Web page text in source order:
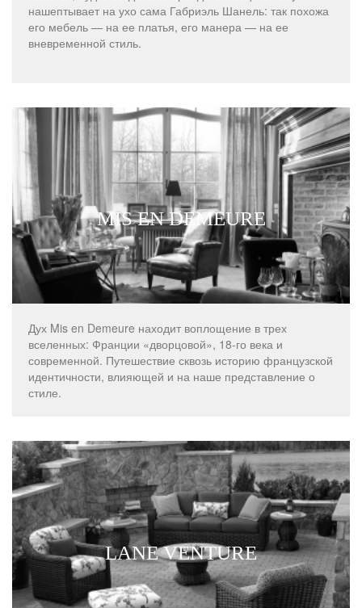
нашептывает на ухо сама Габриэль Шанель: так похожа
его мебель — на ее платья, его манера — на ее
вневременной стиль.
MIS EN DEMEURE
Дух Mis en Demeure находит воплощение в трех
вселенных: Франции «дворцовой», 18-го века и
современной. Путешествие сквозь историю французской
идентичности, влияющей и на наше представление о
стиле.
LANE VENTURE